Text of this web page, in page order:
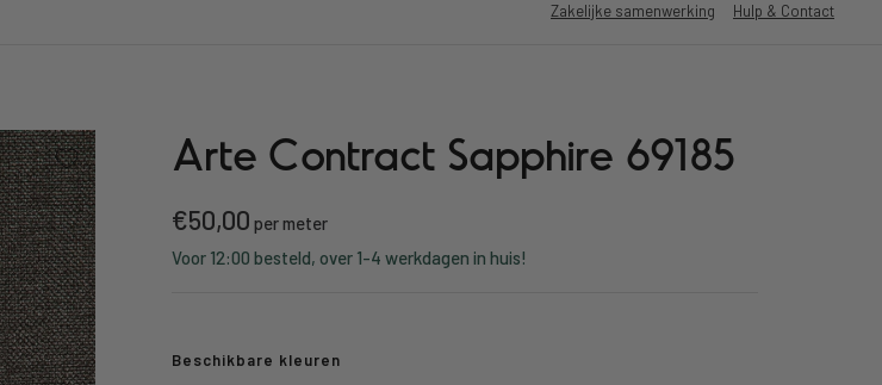
Zakelijke samenwerking Hulp & Contact
Arte Contract Sapphire 69185
Sale
price
€50,00 per meter
Voor 12:00 besteld, over 1-4 werkdagen in huis!
Beschikbare kleuren